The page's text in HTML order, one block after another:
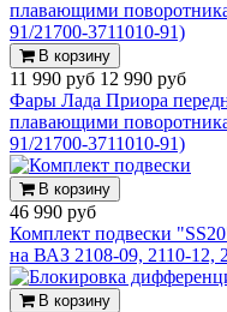
В корзину
11 990 руб 12 990 руб
Фары Лада Приора
плавающими
91/21700-3711010-91)
В корзину
46 990 руб
Комплект подвески
на ВАЗ 2108-09, 2110-12,
В корзину